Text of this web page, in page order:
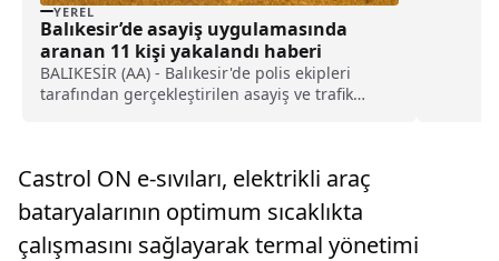
YEREL
Balıkesir’de asayiş uygulamasında
aranan 11 kişi yakalandı haberi
BALIKESİR (AA) - Balıkesir'de polis ekipleri
tarafından gerçekleştirilen asayiş ve trafik
katılımıyla asayiş ile kamu düz...
Castrol ON e-sıvıları, elektrikli araç
bataryalarının optimum sıcaklıkta
çalışmasını sağlayarak termal yönetimi